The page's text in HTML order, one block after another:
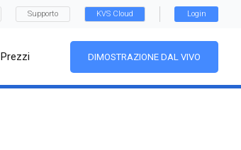
Supporto KVS Cloud Login
Prezzi DIMOSTRAZIONE DAL VIVO